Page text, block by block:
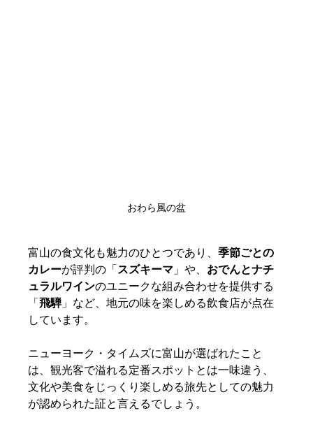
おわら風の盆
富山の食文化も魅力のひとつであり、季節ごとの
カレーが評判の「スズキーマ」や、 おでんとナチ
ュラルワインのユニークな組み合わせを提供する
「飛騨」など、地元の味を楽しめる飲食店が点在
しています。
ニューヨーク・タイムズに富山が選ばれたこと
は、観光客で溢れる定番スポットとは一味違う、
文化や美食をじっくり楽しめる旅先としての魅力
が認められた証と言えるでしょう。